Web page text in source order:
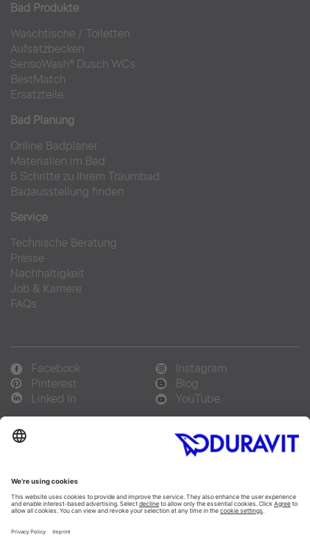
Bad Produkte
Waschtische / Toiletten
Aufsatzbecken
SensoWash® Dusch WCs
BestMatch
Ersatzteile
Bad Planung
Online Badplaner
Materialien im Bad
6 Schritte zu Ihrem Traumbad
Badausstellung finden
Service
Technische Beratung
Presse
Nachhaltigkeit
Job & Karriere
FAQs
Facebook
Instagram
Pinterest
Blog
Linked In
YouTube
Français
Italiano